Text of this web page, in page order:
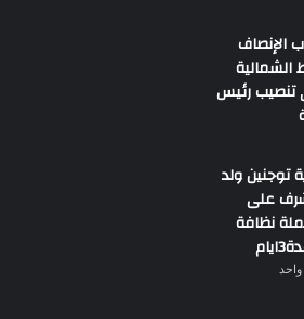
الإنصاف
تنصيب رئيس
توجنين ولد
على
نظافة